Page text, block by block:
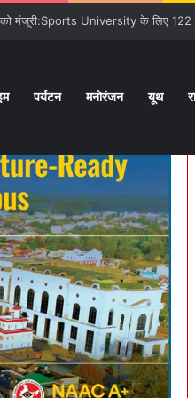
के बावजूद आपस में खुल के स्नेहपूर्वक
पर्यटन मनोरंजन यूथ